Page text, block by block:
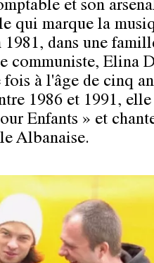
et son
qui marque la
dans une
communiste, Elina
à l'âge de cinq
1986 et 1991, elle
Enfants » et
Albanaise.